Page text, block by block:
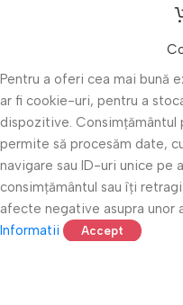
Pentru a oferi cea mai bună
ar fi cookie-uri, pentru a
dispozitive.
permite să procesăm date,
navigare sau ID-uri unice pe
consimțământul sau îți
afecte negative asupra unor
Informatii
Accept